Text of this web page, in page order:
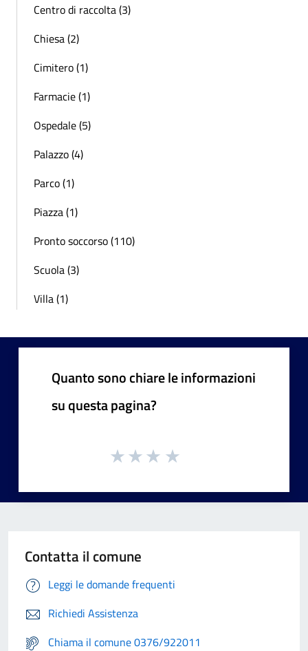
Centro di raccolta (3)
Chiesa (2)
Cimitero (1)
Farmacie (1)
Ospedale (5)
Palazzo (4)
Parco (1)
Piazza (1)
Pronto soccorso (110)
Scuola (3)
Villa (1)
Quanto sono chiare le informazioni
su questa pagina?
Contatta il comune
Leggi le domande frequenti
Richiedi Assistenza
Chiama il comune 0376/922011